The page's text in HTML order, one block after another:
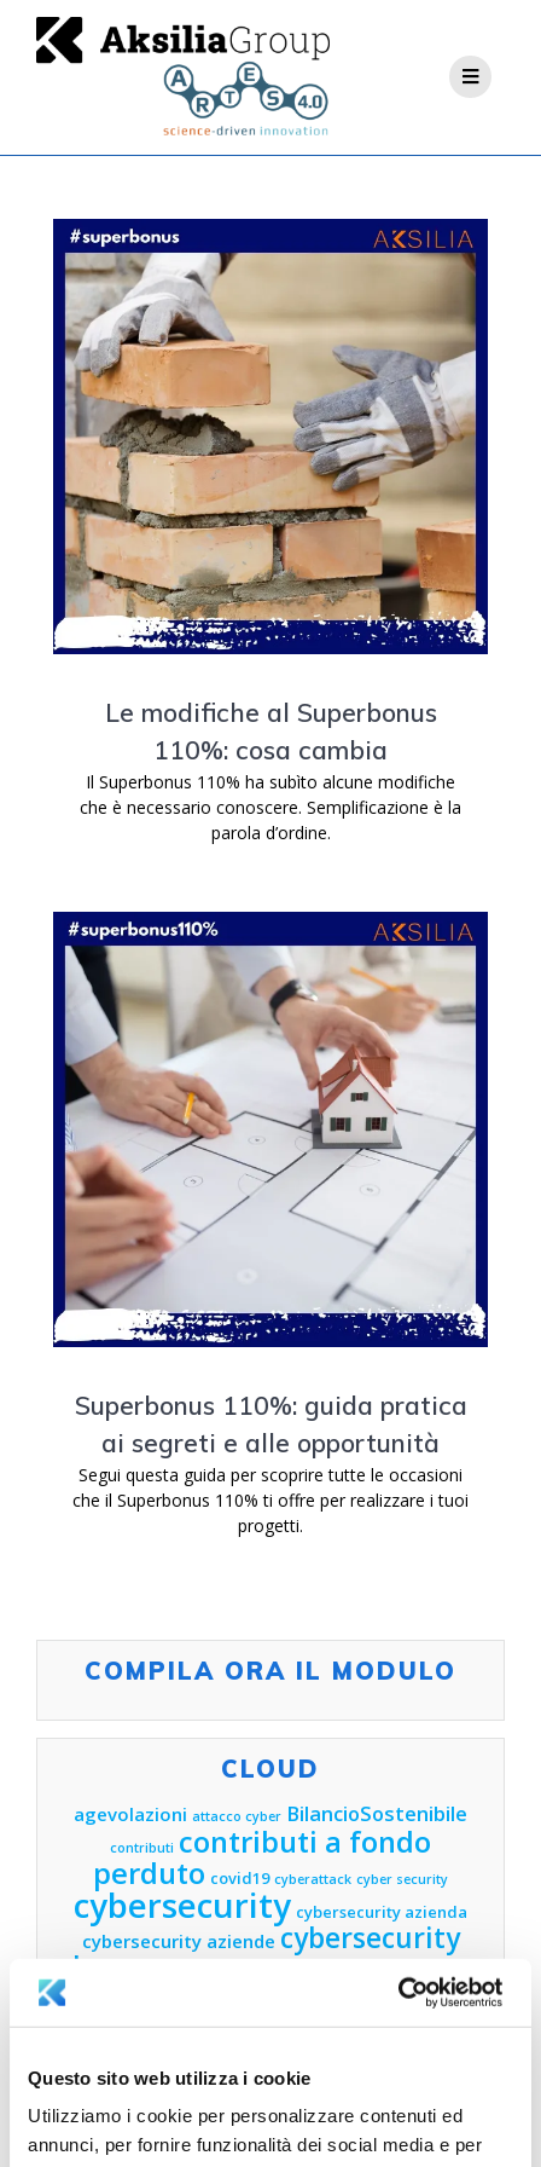
Questo sito web utilizza i cookie
Utilizziamo i cookie per personalizzare contenuti ed
annunci, per fornire funzionalità dei social media e per
Le modifiche al Superbonus
110%: cosa cambia
Il Superbonus 110% ha subìto alcune modifiche
che è necessario conoscere. Semplificazione è la
parola d’ordine.
Superbonus 110%: guida pratica
ai segreti e alle opportunità
Segui questa guida per scoprire tutte le occasioni
che il Superbonus 110% ti offre per realizzare i tuoi
progetti.
COMPILA ORA IL MODULO
CLOUD
agevolazioni attacco cyber BilancioSostenibile
contributi contributi a fondo
perduto covid19 cyberattack cyber security
cybersecurity cybersecurity azienda
cybersecurity aziende cybersecurity
lucca
cybersecurity
finanza
agevolatafinanza agevolata
toscana
formazione 4.0 lucca garante privacy gdpr
GDPR Lucca industria